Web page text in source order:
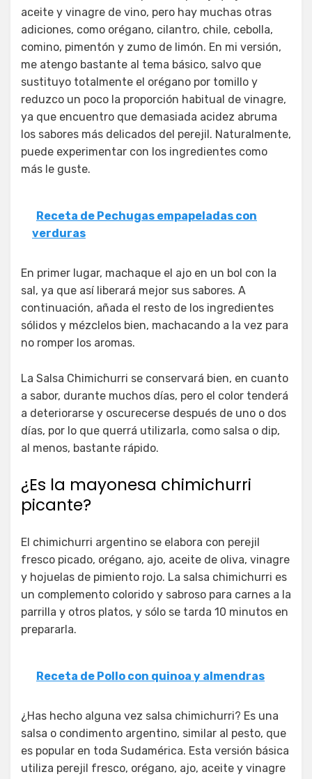
aceite y vinagre de vino, pero hay muchas otras
adiciones, como orégano, cilantro, chile, cebolla,
comino, pimentón y zumo de limón. En mi versión,
me atengo bastante al tema básico, salvo que
sustituyo totalmente el orégano por tomillo y
reduzco un poco la proporción habitual de vinagre,
ya que encuentro que demasiada acidez abruma
los sabores más delicados del perejil. Naturalmente,
puede experimentar con los ingredientes como
más le guste.
Receta de Pechugas empapeladas con
verduras
En primer lugar, machaque el ajo en un bol con la
sal, ya que así liberará mejor sus sabores. A
continuación, añada el resto de los ingredientes
sólidos y mézclelos bien, machacando a la vez para
no romper los aromas.
La Salsa Chimichurri se conservará bien, en cuanto
a sabor, durante muchos días, pero el color tenderá
a deteriorarse y oscurecerse después de uno o dos
días, por lo que querrá utilizarla, como salsa o dip,
al menos, bastante rápido.
¿Es la mayonesa chimichurri
picante?
El chimichurri argentino se elabora con perejil
fresco picado, orégano, ajo, aceite de oliva, vinagre
y hojuelas de pimiento rojo. La salsa chimichurri es
un complemento colorido y sabroso para carnes a la
parrilla y otros platos, y sólo se tarda 10 minutos en
prepararla.
Receta de Pollo con quinoa y almendras
¿Has hecho alguna vez salsa chimichurri? Es una
salsa o condimento argentino, similar al pesto, que
es popular en toda Sudamérica. Esta versión básica
utiliza perejil fresco, orégano, ajo, aceite y vinagre